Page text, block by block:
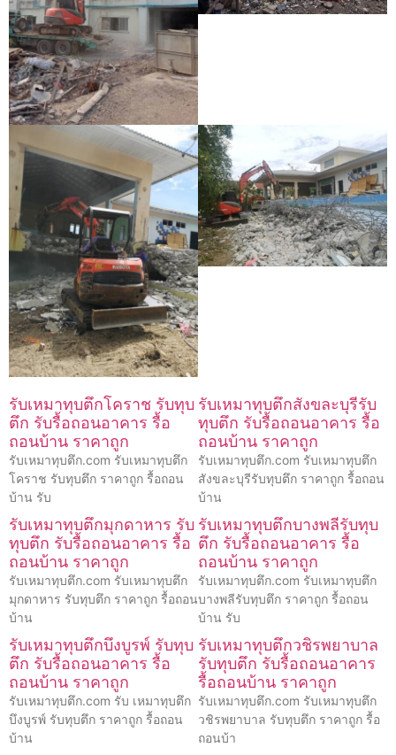
รับเหมาทุบตึกโคราช รับทุบ
ตึก รับรื้อถอนอาคาร รื้อ
ถอนบ้าน ราคาถูก
รับเหมาทุบตึก.com รับเหมาทุบตึก
โคราช รับทุบตึก ราคาถูก รื้อถอน
บ้าน รับ
รับเหมาทุบตึกสังขละบุรีรับ
ทุบตึก รับรื้อถอนอาคาร รื้อ
ถอนบ้าน ราคาถูก
รับเหมาทุบตึก.com รับเหมาทุบตึก
สังขละบุรีรับทุบตึก ราคาถูก รื้อถอน
บ้าน
รับเหมาทุบตึกมุกดาหาร รับ
ทุบตึก รับรื้อถอนอาคาร รื้อ
ถอนบ้าน ราคาถูก
รับเหมาทุบตึก.com รับเหมาทุบตึก
มุกดาหาร รับทุบตึก ราคาถูก รื้อถอน
บ้าน
รับเหมาทุบตึกบางพลีรับทุบ
ตึก รับรื้อถอนอาคาร รื้อ
ถอนบ้าน ราคาถูก
รับเหมาทุบตึก.com รับเหมาทุบตึก
บางพลีรับทุบตึก ราคาถูก รื้อถอน
บ้าน รับ
รับเหมาทุบตึกบึงบูรพ์ รับทุบ
ตึก รับรื้อถอนอาคาร รื้อ
ถอนบ้าน ราคาถูก
รับเหมาทุบตึก.com รับ เหมาทุบตึก
บึงบูรพ์ รับทุบตึก ราคาถูก รื้อถอน
บ้าน
รับเหมาทุบตึกวชิรพยาบาล
รับทุบตึก รับรื้อถอนอาคาร
รื้อถอนบ้าน ราคาถูก
รับเหมาทุบตึก.com รับเหมาทุบตึก
วชิรพยาบาล รับทุบตึก ราคาถูก รื้อ
ถอนบ้า